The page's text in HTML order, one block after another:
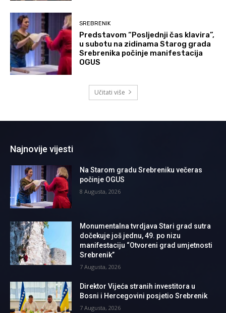
SREBRENIK
Predstavom “Posljednji čas klavira”,
u subotu na zidinama Starog grada
Srebrenika počinje manifestacija
OGUS
Učitati više
Najnovije vijesti
Na Starom gradu Srebreniku večeras
počinje OGUS
8 Augusta, 2026
Monumentalna tvrdjava Stari grad sutra
dočekuje još jednu, 49. po nizu
manifestaciju “Otvoreni grad umjetnosti
Srebrenik”
7 Augusta, 2026
Direktor Vijeća stranih investitora u
Bosni i Hercegovini posjetio Srebrenik
7 Augusta, 2026